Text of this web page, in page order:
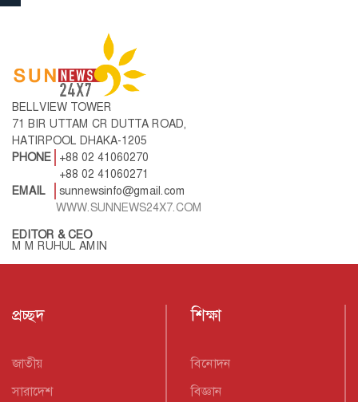
BELLVIEW TOWER
71 BIR UTTAM CR DUTTA ROAD,
HATIRPOOL DHAKA-1205
PHONE
+88 02 41060270
+88 02 41060271
EMAIL
sunnewsinfo@gmail.com
WWW.SUNNEWS24X7.COM
EDITOR & CEO
M M RUHUL AMIN
প্রচ্ছদ
জাতীয়
সারাদেশ
শিক্ষা
বিনোদন
বিজ্ঞান